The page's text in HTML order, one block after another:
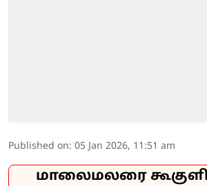
Published on: 05 Jan 2026, 11:51 am
மாலைமலரை